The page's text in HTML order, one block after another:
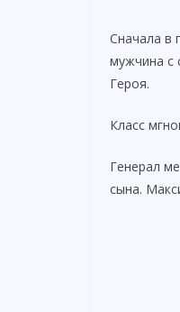
Сначала в
мужчина с
Героя.
Класс
Генерал
сына.